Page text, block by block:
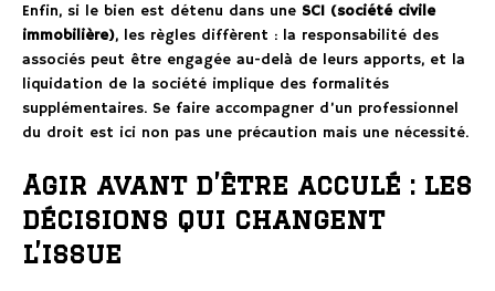
Enfin, si le bien est détenu dans une SCI (société civile
immobilière), les règles diffèrent : la responsabilité des
associés peut être engagée au-delà de leurs apports, et la
liquidation de la société implique des formalités
supplémentaires. Se faire accompagner d’un professionnel
du droit est ici non pas une précaution mais une nécessité.
Agir avant d’être acculé : les
décisions qui changent
l’issue